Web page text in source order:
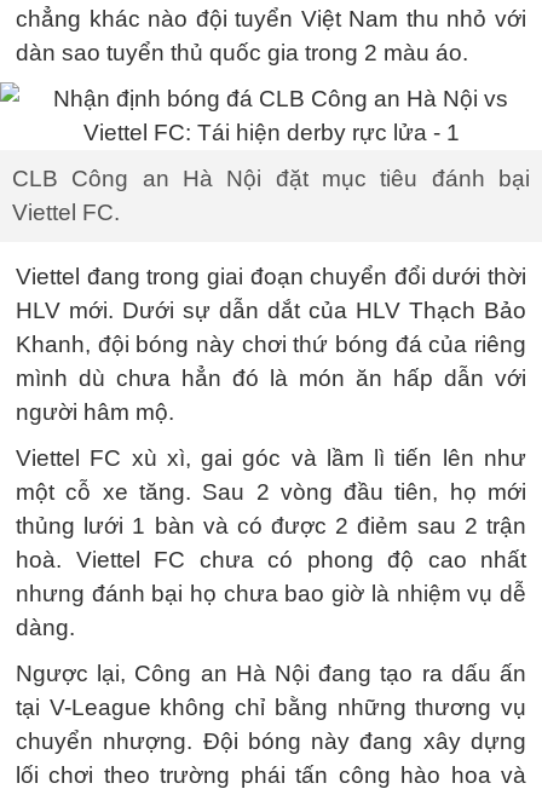
chẳng khác nào đội tuyển Việt Nam thu nhỏ với
dàn sao tuyển thủ quốc gia trong 2 màu áo.
CLB Công an Hà Nội đặt mục tiêu đánh bại
Viettel FC.
Viettel đang trong giai đoạn chuyển đổi dưới thời
HLV mới. Dưới sự dẫn dắt của HLV Thạch Bảo
Khanh, đội bóng này chơi thứ bóng đá của riêng
mình dù chưa hẳn đó là món ăn hấp dẫn với
người hâm mộ.
Viettel FC xù xì, gai góc và lầm lì tiến lên như
một cỗ xe tăng. Sau 2 vòng đầu tiên, họ mới
thủng lưới 1 bàn và có được 2 điẻm sau 2 trận
hoà. Viettel FC chưa có phong độ cao nhất
nhưng đánh bại họ chưa bao giờ là nhiệm vụ dễ
dàng.
Ngược lại, Công an Hà Nội đang tạo ra dấu ấn
tại V-League không chỉ bằng những thương vụ
chuyển nhượng. Đội bóng này đang xây dựng
lối chơi theo trường phái tấn công hào hoa và